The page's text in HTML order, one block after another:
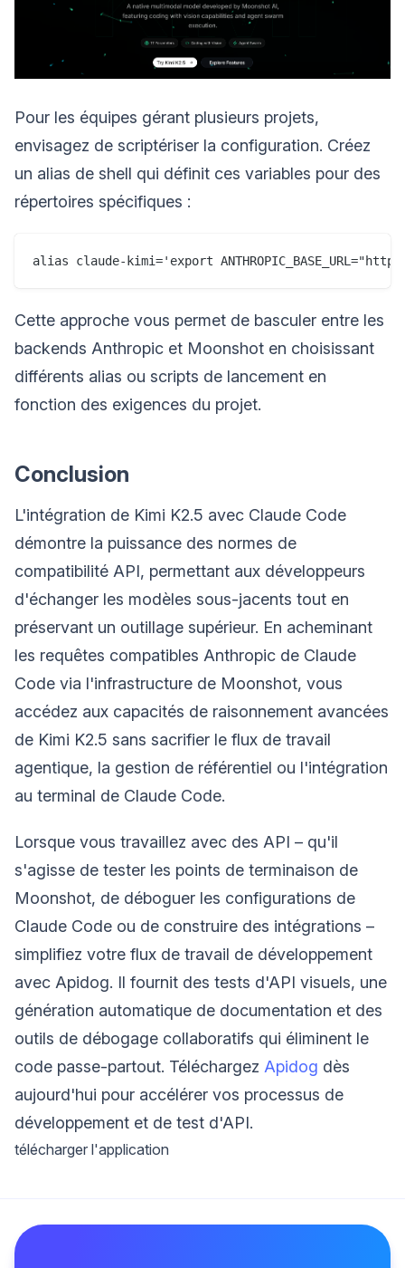
Pour les équipes gérant plusieurs projets,
envisagez de scriptériser la configuration. Créez
un alias de shell qui définit ces variables pour des
répertoires spécifiques :
Cette approche vous permet de basculer entre les
backends Anthropic et Moonshot en choisissant
différents alias ou scripts de lancement en
fonction des exigences du projet.
Conclusion
L'intégration de Kimi K2.5 avec Claude Code
démontre la puissance des normes de
compatibilité API, permettant aux développeurs
d'échanger les modèles sous-jacents tout en
préservant un outillage supérieur. En acheminant
les requêtes compatibles Anthropic de Claude
Code via l'infrastructure de Moonshot, vous
accédez aux capacités de raisonnement avancées
de Kimi K2.5 sans sacrifier le flux de travail
agentique, la gestion de référentiel ou l'intégration
au terminal de Claude Code.
Lorsque vous travaillez avec des API – qu'il
s'agisse de tester les points de terminaison de
Moonshot, de déboguer les configurations de
Claude Code ou de construire des intégrations –
simplifiez votre flux de travail de développement
avec Apidog. Il fournit des tests d'API visuels, une
génération automatique de documentation et des
outils de débogage collaboratifs qui éliminent le
code passe-partout. Téléchargez Apidog dès
aujourd'hui pour accélérer vos processus de
développement et de test d'API.
télécharger l'application